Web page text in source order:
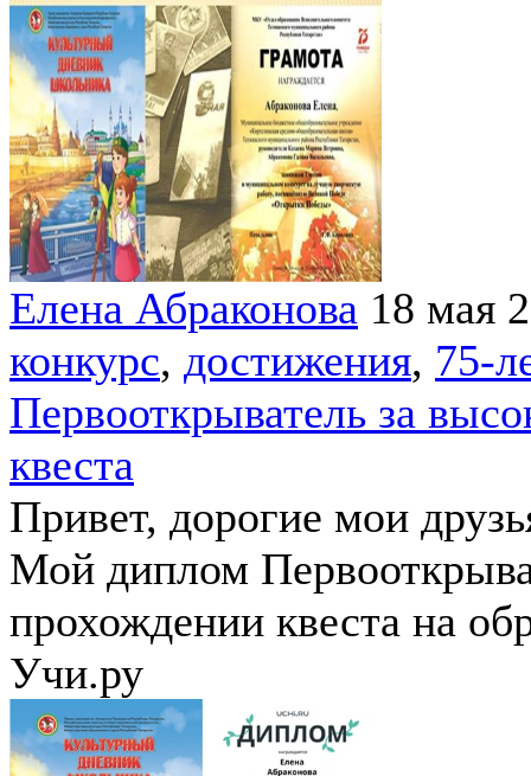
Елена Абраконова 18 мая
конкурс, достижения, 75-
Первооткрыватель за
квеста
Привет, дорогие мои
Мой диплом
прохождении квеста на
Учи.ру